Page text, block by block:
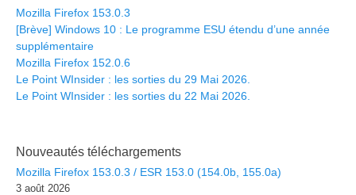
Mozilla Firefox 153.0.3
[Brève] Windows 10 : Le programme ESU étendu d’une année
supplémentaire
Mozilla Firefox 152.0.6
Le Point WInsider : les sorties du 29 Mai 2026.
Le Point WInsider : les sorties du 22 Mai 2026.
Nouveautés téléchargements
Mozilla Firefox 153.0.3 / ESR 153.0 (154.0b, 155.0a)
3 août 2026